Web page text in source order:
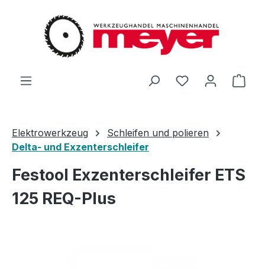
Zum Hauptinhalt springen
Du hast 0
Elektrowerkzeug
Schleifen und polieren
Delta- und Exzenterschleifer
Festool Exzenterschleifer ETS
125 REQ-Plus